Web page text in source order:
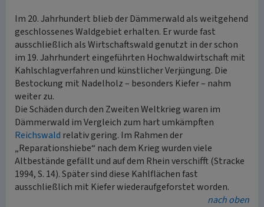
Im 20. Jahrhundert blieb der Dämmerwald als weitgehend
geschlossenes Waldgebiet erhalten. Er wurde fast
ausschließlich als Wirtschaftswald genutzt in der schon
im 19. Jahrhundert eingeführten Hochwaldwirtschaft mit
Kahlschlagverfahren und künstlicher Verjüngung. Die
Bestockung mit Nadelholz – besonders Kiefer – nahm
weiter zu.
Die Schäden durch den Zweiten Weltkrieg waren im
Dämmerwald im Vergleich zum hart umkämpften
Reichswald relativ gering. Im Rahmen der
„Reparationshiebe“ nach dem Krieg wurden viele
Altbestände gefällt und auf dem Rhein verschifft (Stracke
1994, S. 14). Später sind diese Kahlflächen fast
ausschließlich mit Kiefer wiederaufgeforstet worden.
nach oben